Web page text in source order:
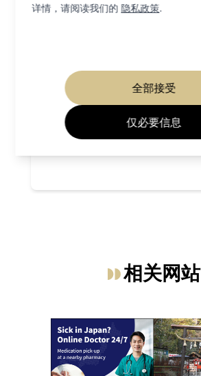
详情，请阅读我们的隐私政策.
全部接受
仅必要信息
京都国际漫画博物馆
博物馆和美术馆
相关网站